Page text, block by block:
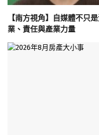
【南方視角】自媒體不只
業、責任與產業力量